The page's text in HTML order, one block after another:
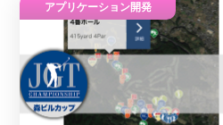
しています。
アプリケーション開発